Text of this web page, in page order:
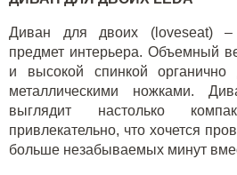
Диван для двоих (loveseat)
предмет интерьера. Объемный
и высокой спинкой органично
металлическими ножками.
выглядит настолько
привлекательно, что хочется
больше незабываемых минут